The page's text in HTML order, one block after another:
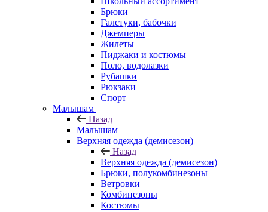
Брюки
Галстуки, бабочки
Джемперы
Жилеты
Пиджаки и костюмы
Поло, водолазки
Рубашки
Рюкзаки
Спорт
Малышам
Назад
Малышам
Верхняя одежда (демисезон)
Назад
Верхняя одежда (демисезон)
Брюки, полукомбинезоны
Ветровки
Комбинезоны
Костюмы